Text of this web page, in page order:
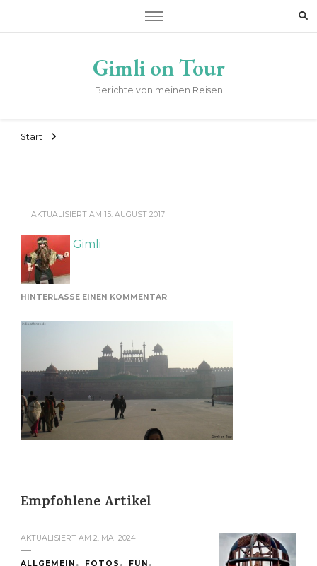
Gimli on Tour
Berichte von meinen Reisen
Start
AKTUALISIERT AM 15. AUGUST 2017
Gimli
HINTERLASSE EINEN KOMMENTARZU
Empfohlene Artikel
AKTUALISIERT AM 2. MAI 2024
ALLGEMEIN FOTOS
FUN